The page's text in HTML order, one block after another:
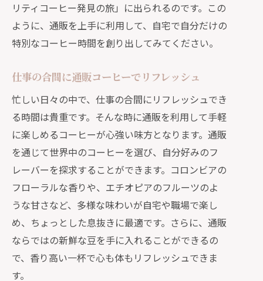
リティコーヒー発見の旅」に出られるのです。この
ように、通販を上手に利用して、自宅で自分だけの
特別なコーヒー時間を創り出してみてください。
仕事の合間に通販コーヒーでリフレッシュ
忙しい日々の中で、仕事の合間にリフレッシュでき
る時間は貴重です。そんな時に通販を利用して手軽
に楽しめるコーヒーが心強い味方となります。通販
を通じて世界中のコーヒーを選び、自分好みのフ
レーバーを探求することができます。コロンビアの
フローラルな香りや、エチオピアのフルーツのよ
うな甘さなど、多様な味わいが自宅や職場で楽し
め、ちょっとした息抜きに最適です。さらに、通販
ならではの新鮮な豆を手に入れることができるの
で、香り高い一杯で心も体もリフレッシュできま
す。